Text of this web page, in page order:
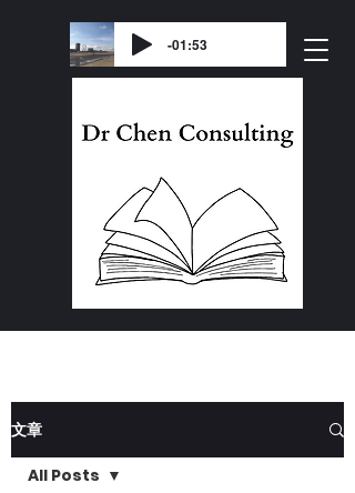
-01:53
文章
All Posts